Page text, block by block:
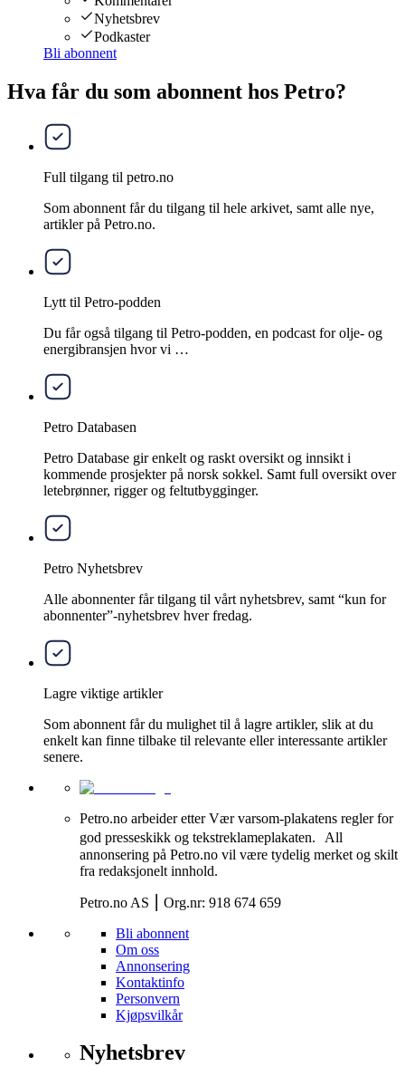
Nyhetsbrev
Podkaster
Bli abonnent
Hva får du som abonnent hos Petro?
Full tilgang til petro.no
Som abonnent får du tilgang til hele arkivet, samt alle nye,
artikler på Petro.no.
Lytt til Petro-podden
Du får også tilgang til Petro-podden, en podcast for olje- og
energibransjen hvor vi …
Petro Databasen
Petro Database gir enkelt og raskt oversikt og innsikt i
kommende prosjekter på norsk sokkel. Samt full oversikt over
letebrønner, rigger og feltutbygginger.
Petro Nyhetsbrev
Alle abonnenter får tilgang til vårt nyhetsbrev, samt “kun for
abonnenter”-nyhetsbrev hver fredag.
Lagre viktige artikler
Som abonnent får du mulighet til å lagre artikler, slik at du
enkelt kan finne tilbake til relevante eller interessante artikler
senere.
Petro.no arbeider etter Vær varsom-plakatens regler for
god presseskikk og tekstreklameplakaten. All
annonsering på Petro.no vil være tydelig merket og skilt
fra redaksjonelt innhold.
Petro.no AS ⎮ Org.nr: 918 674 659
Bli abonnent
Om oss
Annonsering
Kontaktinfo
Personvern
Kjøpsvilkår
Nyhetsbrev